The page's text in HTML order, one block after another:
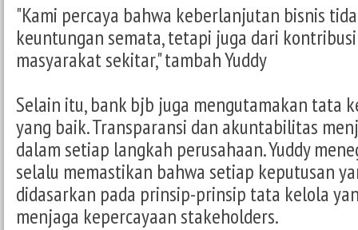
"Kami percaya bahwa keberlanjutan bisnis
keuntungan semata, tetapi juga dari
masyarakat sekitar," tambah Yuddy
Selain itu, bank bjb juga mengutamakan tata
yang baik. Transparansi dan akuntabilitas
dalam setiap langkah perusahaan. Yuddy
selalu memastikan bahwa setiap keputusan
didasarkan pada prinsip-prinsip tata kelola
menjaga kepercayaan stakeholders.